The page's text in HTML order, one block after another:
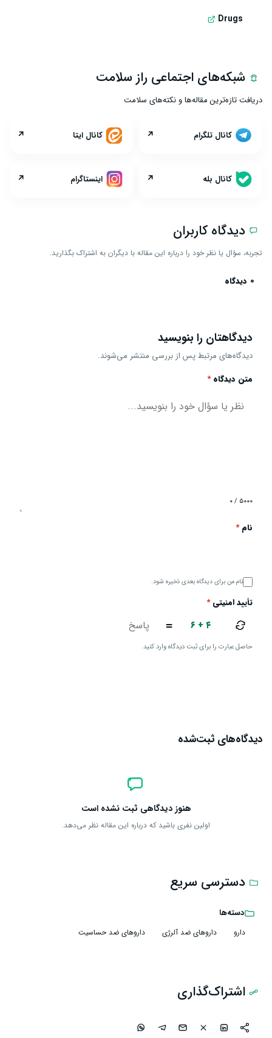
Drugs
شبکه‌های اجتماعی راز سلامت
دریافت تازه‌ترین مقاله‌ها و نکته‌های سلامت
کانال تلگرام ↗ کانال ایتا ↗
کانال بله ↗ اینستاگرام ↗
دیدگاه کاربران
تجربه، سؤال یا نظر خود را درباره این مقاله با دیگران به اشتراک بگذارید.
0 دیدگاه
دیدگاهتان را بنویسید
دیدگاه‌های مرتبط پس از بررسی منتشر می‌شوند.
متن دیدگاه*
۰ / ۵۰۰۰
نام*
نام من برای دیدگاه بعدی ذخیره شود.
تأیید امنیتی*
۶ + ۴ =
حاصل عبارت را برای ثبت دیدگاه وارد کنید.
دیدگاه‌های ثبت‌شده
هنوز دیدگاهی ثبت نشده است
اولین نفری باشید که درباره این مقاله نظر می‌دهد.
دسترسی سریع
دسته‌ها
دارو داروهای ضد آلرژی داروهای ضد حساسیت
اشتراک‌گذاری